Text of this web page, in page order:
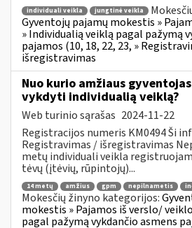
individuali veikla jungtinė veikla
Gyventojų pajamų mokestis »
» Individualią veiklą pagal pažymą
pajamos (10, 18, 22, 23, »
išregistravimas
Nuo kurio amžiaus
vykdyti individualią veiklą?
Web turinio sąrašas 2024-11-22
Registracijos numeris KM0494 Ši
Registravimas / išregistravimas
metų individuali veikla
tėvų (įtėvių, rūpintojų)...
14 metų amžius gpm nepilnametis
Mokesčių žinyno kategorijos:
mokestis » Pajamos iš verslo/
pagal pažymą vykdančio asmens